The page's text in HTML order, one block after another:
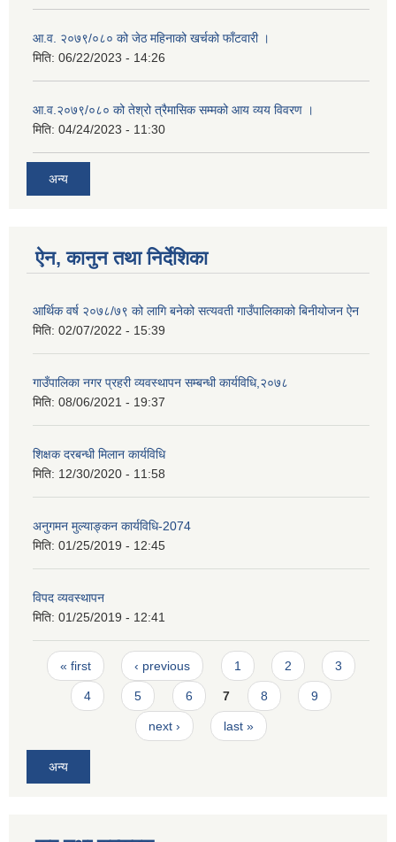
आ.व. २०७९/०८० को जेठ महिनाको खर्चको फाँटवारी ।
मिति: 06/22/2023 - 14:26
आ.व.२०७९/०८० को तेश्रो त्रैमासिक सम्मको आय व्यय विवरण ।
मिति: 04/24/2023 - 11:30
अन्य
ऐन, कानुन तथा निर्देशिका
आर्थिक वर्ष २०७८/७९ को लागि बनेको सत्यवती गाउँपालिकाको बिनीयोजन ऐन
मिति: 02/07/2022 - 15:39
गाउँपालिका नगर प्रहरी व्यवस्थापन सम्बन्धी कार्यविधि,२०७८
मिति: 08/06/2021 - 19:37
शिक्षक दरबन्धी मिलान कार्यविधि
मिति: 12/30/2020 - 11:58
अनुगमन मुल्याङ्कन कार्यविधि-2074
मिति: 01/25/2019 - 12:45
विपद व्यवस्थापन
मिति: 01/25/2019 - 12:41
Pages
« first ‹ previous 1 2 3
4 5 6 7 8 9
next › last »
अन्य